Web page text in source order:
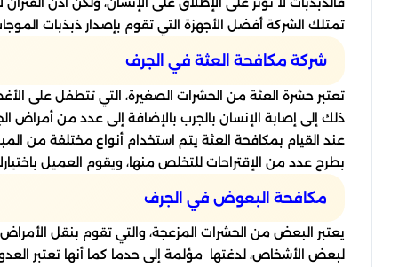
تمتلك الشركة أفضل الأجهزة التي تقوم بإصدار ذبذبات
شركة مكافحة العثة في الجرف
تعتبر حشرة العثة من الحشرات الصغيرة، التي تتطفل على
ذلك إلى إصابة الإنسان بالجرب بالإضافة إلى عدد من أمراض
عند القيام بمكافحة العثة يتم استخدام أنواع مختلفة من
بطرح عدد من الإقتراحات للتخلص منها، ويقوم العميل
مكافحة البعوض في الجرف
يعتبر البعض من الحشرات المزعجة، والتي تقوم بنقل
لبعض الأشخاص، لدغتها مؤلمة إلى حدما كما أنها تعتبر